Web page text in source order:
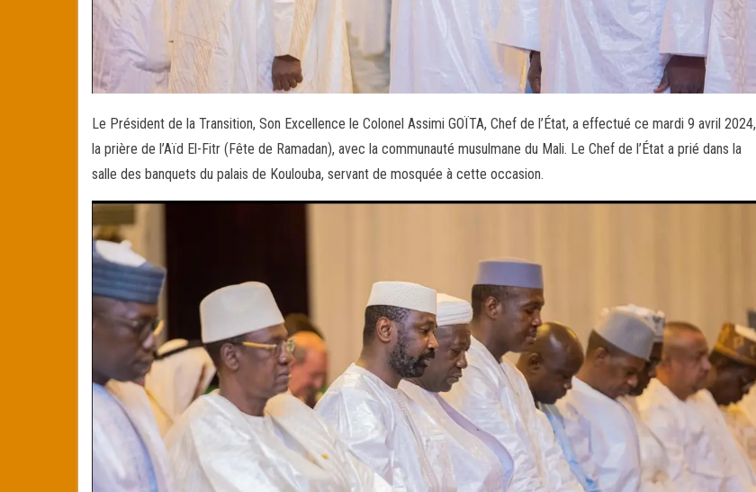
Le Président de la Transition, Son Excellence le Colonel Assimi GOÏTA, Chef de l’État, a effectué ce mardi 9 avril 2024,
la prière de l’Aïd El-Fitr (Fête de Ramadan), avec la communauté musulmane du Mali. Le Chef de l’État a prié dans la
salle des banquets du palais de Koulouba, servant de mosquée à cette occasion.